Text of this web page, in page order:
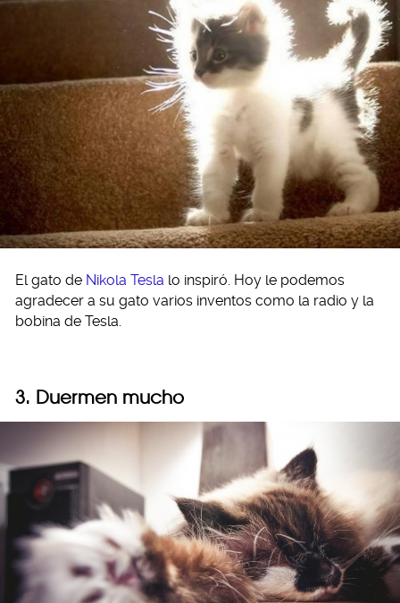
El gato de Nikola Tesla lo inspiró. Hoy le podemos
agradecer a su gato varios inventos como la radio y la
bobina de Tesla.
3. Duermen mucho